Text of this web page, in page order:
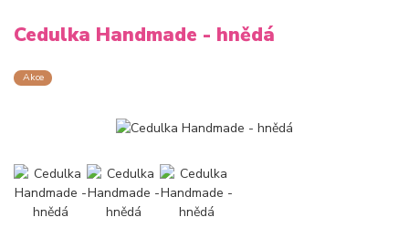
Cedulka Handmade - hnědá
Akce